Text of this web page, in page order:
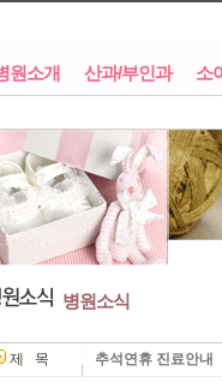
원소개 산과/부인과 소
병원소식
제 목
추석연휴 진료안내